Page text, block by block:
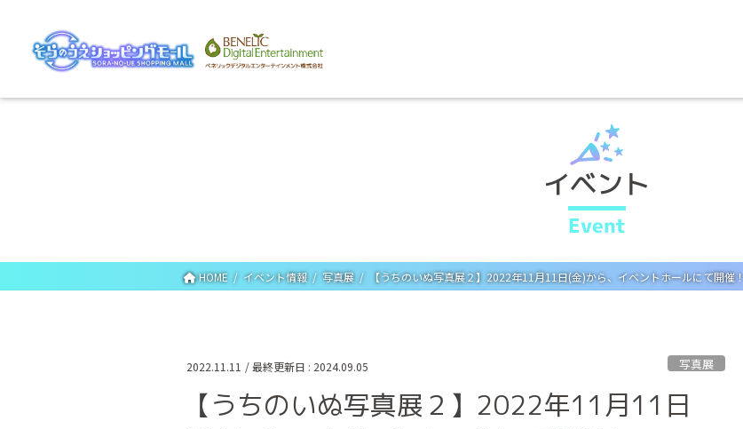
イベント
Event
HOME イベント情報 写真展 【うちのいぬ写真展２】2022年11月11日(金)から、イベントホールにて開催！
2022.11.11 / 最終更新日 : 2024.09.05 写真展
【うちのいぬ写真展２】2022年11月11日